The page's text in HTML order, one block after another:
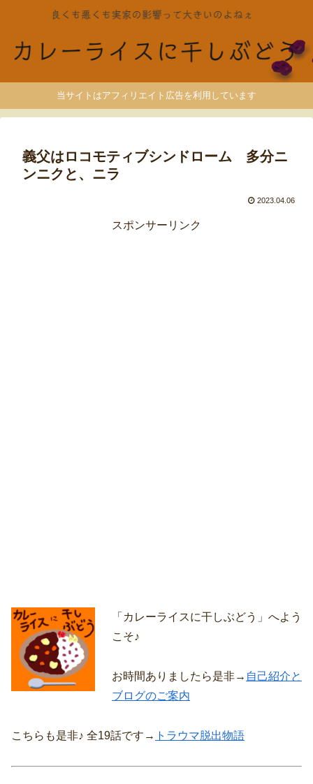
当サイトはアフィリエイト広告を利用しています
義父はロコモティブシンドローム 多分ニ
ンニクと、ニラ
2023.04.06
スポンサーリンク
「カレーライスに干しぶどう」へよう
こそ♪
お時間ありましたら是非→ 自己紹介と
ブログのご案内
こちらも是非♪ 全19話です→ トラウマ脱出物語